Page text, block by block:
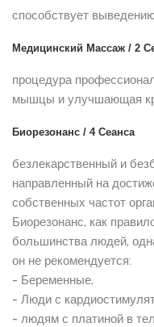
способствует
Медицинский Массаж / 2
процедура
мышцы и улучшающая
Биорезонанс / 4 Сеанса
безлекарственный и
направленный на
собственных частот
Биорезонанс, как
большинства людей,
он не рекомендуется:
- Беременные,
- Люди с
- людям с платиной в